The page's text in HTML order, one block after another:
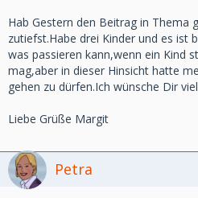
Hab Gestern den Beitrag in Thema
zutiefst.Habe drei Kinder und es ist
was passieren kann,wenn ein Kind
mag,aber in dieser Hinsicht hatte
gehen zu dürfen.Ich wünsche Dir
Liebe Grüße Margit
Petra